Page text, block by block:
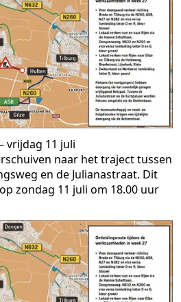
vrijdag 11 juli
naar het traject tussen
en de Julianastraat. Dit
zondag 11 juli om 18.00 uur